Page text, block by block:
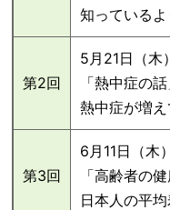
知っている
第2回
5月21日（木）
「熱中症の話
熱中症が増
第3回
6月11日（木）
「高齢者の健
日本人の平